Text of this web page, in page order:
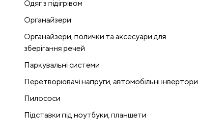
Одяг з підігрівом
Органайзери
Органайзери, полички та аксесуари для
зберігання речей
Паркувальні системи
Перетворювачі напруги, автомобільні інвертори
Пилососи
Підставки під ноутбуки, планшети